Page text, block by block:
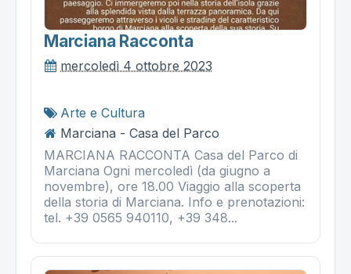
Marciana Racconta
mercoledì 4 ottobre 2023
Arte e Cultura
Marciana - Casa del Parco
MARCIANA RACCONTA Casa del Parco di
Marciana Ogni mercoledì (da giugno a
novembre), ore 18.00 Viaggio alla scoperta
della storia di Marciana. Info e prenotazioni:
tel. +39 0565 940110, +39 348...